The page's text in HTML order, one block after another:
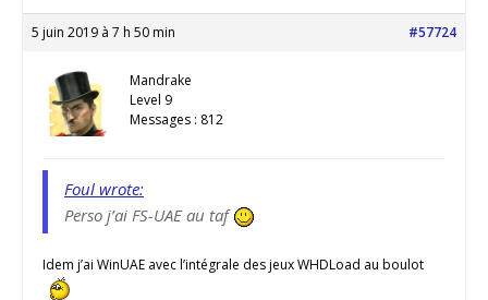
5 juin 2019 à 7 h 50 min #57724
Mandrake
Level 9
Messages : 812
Foul wrote:
Perso j’ai FS-UAE au taf
Idem j’ai WinUAE avec l’intégrale des jeux WHDLoad au boulot